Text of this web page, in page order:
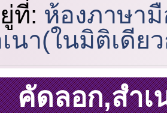
ที่: ห้องภาษา
นา(ในมิติเดีย
คัดลอก,สำเ